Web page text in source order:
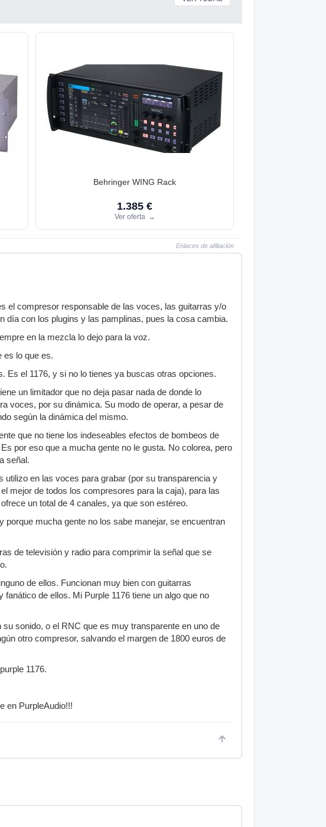
Behringer WING Rack
1.385 €
Ver oferta →
Enlaces de afiliación
el compresor responsable de las voces, las guitarras y/o
día con los plugins y las pamplinas, pues la cosa cambia.
en la mezcla lo dejo para la voz.
es lo que es.
Es el 1176, y si no lo tienes ya buscas otras opciones.
un limitador que no deja pasar nada de donde lo
voces, por su dinámica. Su modo de operar, a pesar de
según la dinámica del mismo.
que no tiene los indeseables efectos de bombeos de
por eso que a mucha gente no le gusta. No colorea, pero
señal.
en las voces para grabar (por su transparencia y
mejor de todos los compresores para la caja), para las
un total de 4 canales, ya que son estéreo.
mucha gente no los sabe manejar, se encuentran
de televisión y radio para comprimir la señal que se
de ellos. Funcionan muy bien con guitarras
de ellos. Mi Purple 1176 tiene un algo que no
sonido, o el RNC que es muy transparente en uno de
otro compresor, salvando el margen de 1800 euros de
1176.
en PurpleAudio!!!